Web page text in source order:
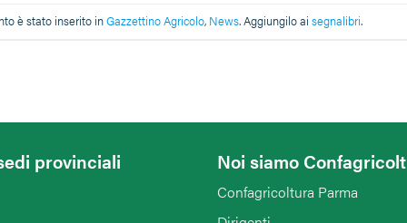
è stato inserito inGazzettino Agricolo, News. Aggiungilo ai segnalibri.
provinciali Noi siamo
Confagricoltura Parma